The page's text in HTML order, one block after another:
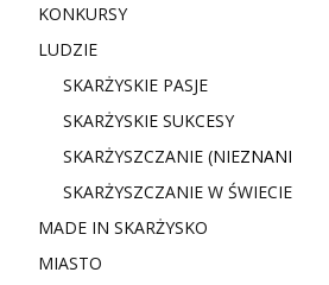
KONKURSY
LUDZIE
SKARŻYSKIE PASJE
SKARŻYSKIE SUKCESY
SKARŻYSZCZANIE (NIEZNANI
SKARŻYSZCZANIE W ŚWIECIE
MADE IN SKARŻYSKO
MIASTO